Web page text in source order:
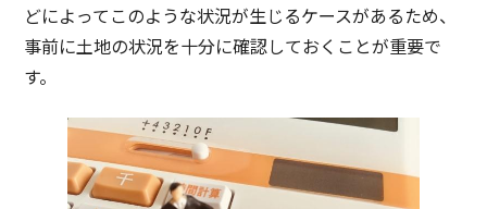
どによってこのような状況が生じるケースがあるため、
事前に土地の状況を十分に確認しておくことが重要で
す。